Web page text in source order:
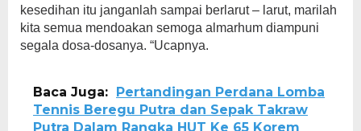
kesedihan itu janganlah sampai berlarut – larut, marilah
kita semua mendoakan semoga almarhum diampuni
segala dosa-dosanya. “Ucapnya.
Baca Juga: Pertandingan Perdana Lomba
Tennis Beregu Putra dan Sepak Takraw
Putra Dalam Rangka HUT Ke 65 Korem